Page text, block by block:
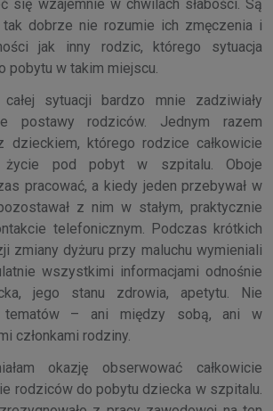
się wzajemnie w chwilach słabości. Są
dobrze nie rozumie ich zmęczenia i
jak inny rodzic, którego sytuacja
pobytu w takim miejscu.
sytuacji bardzo mnie zadziwiały
postawy rodziców. Jednym razem
dzieckiem, którego rodzice całkowicie
życie pod pobyt w szpitalu. Oboje
pracować, a kiedy jeden przebywał w
z nim w stałym, praktycznie
telefonicznym. Podczas krótkich
zmiany dyżuru przy maluchu wymieniali
wszystkimi informacjami odnośnie
jego stanu zdrowia, apetytu. Nie
tematów – ani między sobą, ani w
członkami rodziny.
okazję obserwować całkowicie
rodziców do pobytu dziecka w szpitalu.